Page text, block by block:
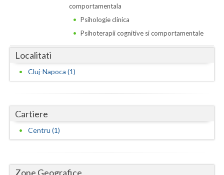
Gorj
Harghita
Ialomita
Iasi
comportamentala
Psihologie clinica
Psihoterapii cognitive si comportamentale
Localitati
Cluj-Napoca (1)
Cartiere
Centru (1)
Zone Geografice